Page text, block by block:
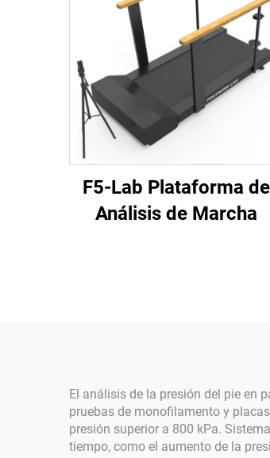
F5-Lab Plataforma de
Análisis de Marcha
El análisis de la presión del pie en
pruebas de monofilamento y
presión superior a 800 kPa.
tiempo, como el aumento de la